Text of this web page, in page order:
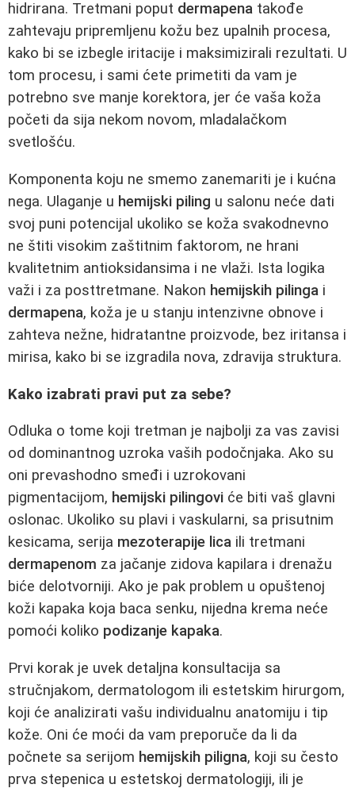
hidrirana. Tretmani poput dermapena takođe
zahtevaju pripremljenu kožu bez upalnih procesa,
kako bi se izbegle iritacije i maksimizirali rezultati. U
tom procesu, i sami ćete primetiti da vam je
potrebno sve manje korektora, jer će vaša koža
početi da sija nekom novom, mladalačkom
svetlošću.
Komponenta koju ne smemo zanemariti je i kućna
nega. Ulaganje u hemijski piling u salonu neće dati
svoj puni potencijal ukoliko se koža svakodnevno
ne štiti visokim zaštitnim faktorom, ne hrani
kvalitetnim antioksidansima i ne vlaži. Ista logika
važi i za posttretmane. Nakon hemijskih pilinga i
dermapena, koža je u stanju intenzivne obnove i
zahteva nežne, hidratantne proizvode, bez iritansa i
mirisa, kako bi se izgradila nova, zdravija struktura.
Kako izabrati pravi put za sebe?
Odluka o tome koji tretman je najbolji za vas zavisi
od dominantnog uzroka vaših podočnjaka. Ako su
oni prevashodno smeđi i uzrokovani
pigmentacijom, hemijski pilingovi će biti vaš glavni
oslonac. Ukoliko su plavi i vaskularni, sa prisutnim
kesicama, serija mezoterapije lica ili tretmani
dermapenom za jačanje zidova kapilara i drenažu
biće delotvorniji. Ako je pak problem u opuštenoj
koži kapaka koja baca senku, nijedna krema neće
pomoći koliko podizanje kapaka.
Prvi korak je uvek detaljna konsultacija sa
stručnjakom, dermatologom ili estetskim hirurgom,
koji će analizirati vašu individualnu anatomiju i tip
kože. Oni će moći da vam preporuče da li da
počnete sa serijom hemijskih piligna, koji su često
prva stepenica u estetskoj dermatologiji, ili je